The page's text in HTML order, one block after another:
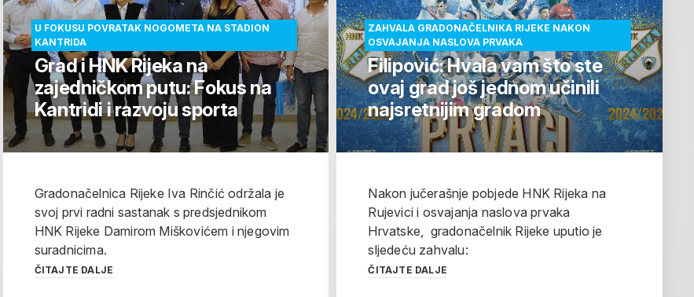
U FOKUSU POVRATAK NOGOMETA NA STADION
KANTRIDA
Grad i HNK Rijeka na
zajedničkom putu: Fokus na
Kantridi i razvoju sporta
Gradonačelnica Rijeke Iva Rinčić održala je
svoj prvi radni sastanak s predsjednikom
HNK Rijeke Damirom Miškovićem i njegovim
suradnicima.
ČITAJTE DALJE
ZAHVALA GRADONAČELNIKA RIJEKE NAKON
OSVAJANJA NASLOVA PRVAKA
Filipović: Hvala vam što ste
ovaj grad još jednom učinili
najsretnijim gradom
Nakon jučerašnje pobjede HNK Rijeka na
Rujevici i osvajanja naslova prvaka
Hrvatske, gradonačelnik Rijeke uputio je
sljedeću zahvalu:
ČITAJTE DALJE